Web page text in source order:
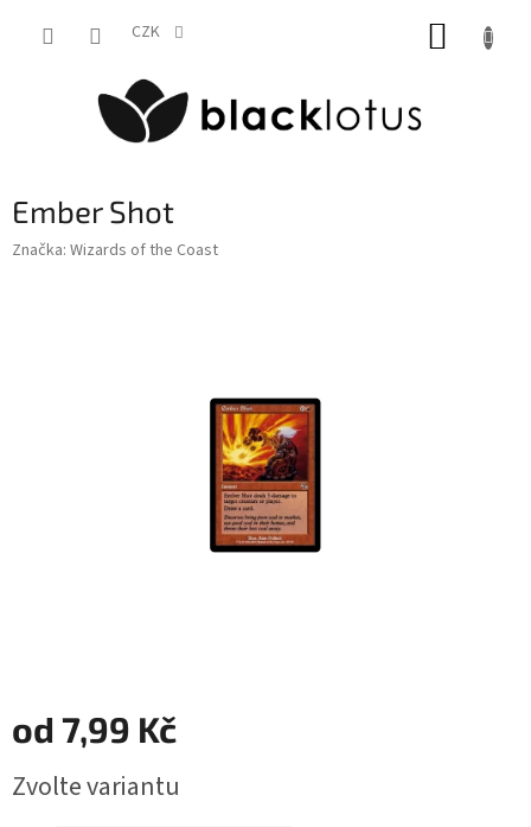
CZK
Ember Shot
Značka: Wizards of the Coast
od 7,99 Kč
cena:
Zvolte variantu